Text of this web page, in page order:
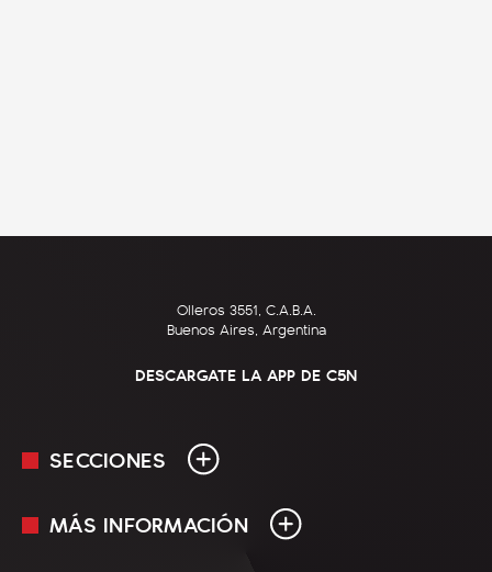
Olleros 3551, C.A.B.A.
Buenos Aires, Argentina
DESCARGATE LA APP DE C5N
SECCIONES
En Vivo
MÁS INFORMACIÓN